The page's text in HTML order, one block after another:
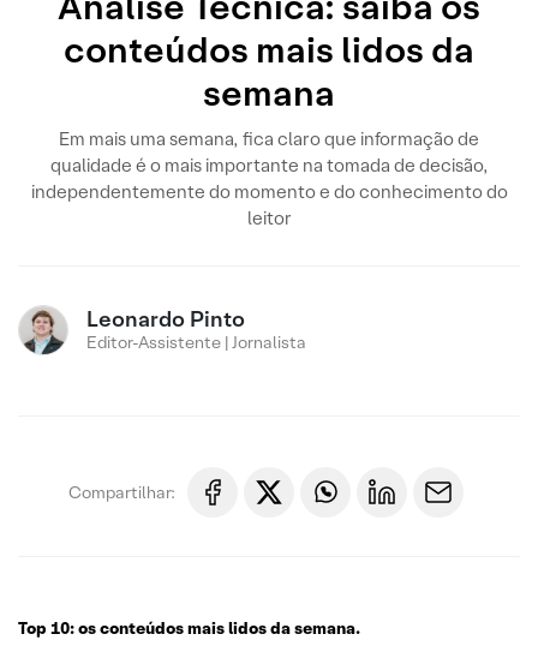
conteúdos mais lidos da
semana
Em mais uma semana, fica claro que informação de
qualidade é o mais importante na tomada de decisão,
independentemente do momento e do conhecimento do
leitor
Leonardo Pinto
Editor-Assistente | Jornalista
Compartilhar:
Top 10: os conteúdos mais lidos da semana.